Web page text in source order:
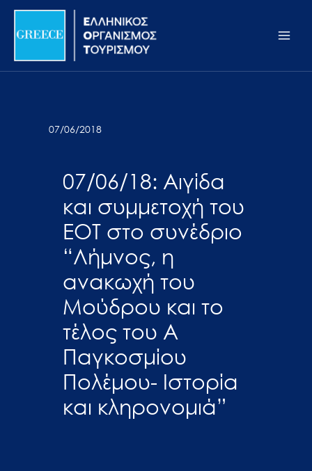
Σημείωση:
ιστότοπος
προσβασιμότητας.
Μετάβαση
περιεχόμενο
07/06/2018
07/06/18: Αιγίδα
και συμμετοχή του
ΕΟΤ στο συνέδριο
“Λήμνος, η
ανακωχή του
Μούδρου και το
τέλος του Α
Παγκοσμίου
Πολέμου- Ιστορία
και κληρονομιά”